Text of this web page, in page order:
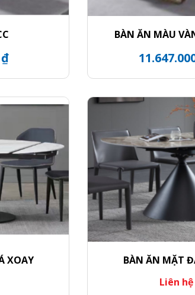
BÀN ĂN MÀU
XOAY
BÀN ĂN MẶT
Liên hệ